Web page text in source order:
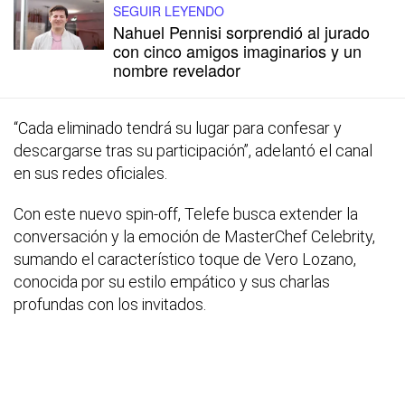
SEGUIR LEYENDO
Nahuel Pennisi sorprendió al jurado
con cinco amigos imaginarios y un
nombre revelador
“Cada eliminado tendrá su lugar para confesar y
descargarse tras su participación”, adelantó el canal
en sus redes oficiales.
Con este nuevo spin-off, Telefe busca extender la
conversación y la emoción de MasterChef Celebrity,
sumando el característico toque de Vero Lozano,
conocida por su estilo empático y sus charlas
profundas con los invitados.